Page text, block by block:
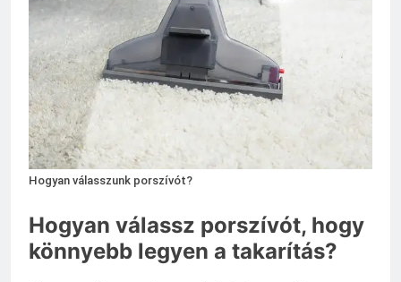
3 Nap Ezelőtt
Mire jó a kollagén?
3 Nap Ezelőtt
Mennyi a végkielégítés?
3 Nap Ezelőtt
Hogyan válasszunk porszívót?
Hogyan válassz porszívót, hogy
könnyebb legyen a takarítás?